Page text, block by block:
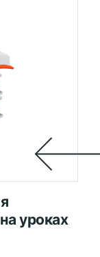
уроках